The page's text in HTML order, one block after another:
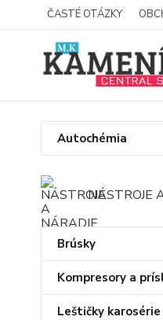
ČASTÉ OTÁZKY
Autochémia
NÁSTROJE
Brúsky
Kompresory a
Leštičky karosérie